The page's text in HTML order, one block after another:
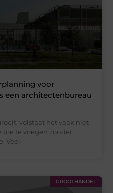
voor
een architectenbureau
volstaat het vaak niet
toe te voegen zonder
Veel
GROOTHANDEL